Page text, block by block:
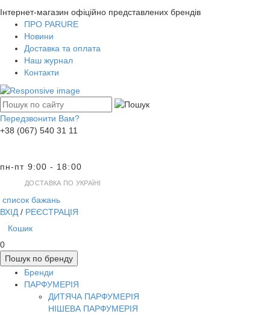
Інтернет-магазин офіційно представлених брендів
ПРО PARURE
Новини
Доставка та оплата
Наш журнал
Контакти
Передзвонити Вам?
+38 (067) 540 31 11
пн-пт 9:00 - 18:00
ДОСТАВКА ПО УКРАЇНІ
список бажань
ВХІД / РЕЄСТРАЦІЯ
Кошик
0
Пошук по бренду
Бренди
ПАРФУМЕРІЯ
ДИТЯЧА ПАРФУМЕРІЯ
НІШЕВА ПАРФУМЕРІЯ